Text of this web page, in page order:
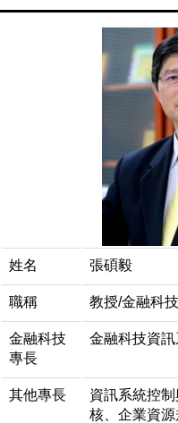
姓名 張碩毅
職稱 教授/金融科
金融科技
專長
金融科技資
其他專長
資訊系統控
核、企業資